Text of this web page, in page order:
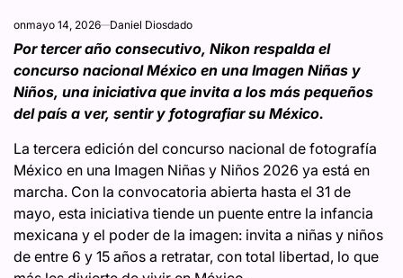
onmayo 14, 2026 Daniel Diosdado
Por tercer año consecutivo, Nikon respalda el
concurso nacional México en una Imagen Niñas y
Niños, una iniciativa que invita a los más pequeños
del país a ver, sentir y fotografiar su México.
La tercera edición del concurso nacional de fotografía
México en una Imagen Niñas y Niños 2026 ya está en
marcha. Con la convocatoria abierta hasta el 31 de
mayo, esta iniciativa tiende un puente entre la infancia
mexicana y el poder de la imagen: invita a niñas y niños
de entre 6 y 15 años a retratar, con total libertad, lo que